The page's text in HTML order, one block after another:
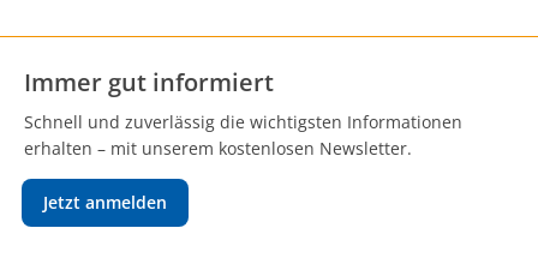
Immer gut informiert
Schnell und zuverlässig die wichtigsten Informationen
erhalten – mit unserem kostenlosen Newsletter.
Jetzt anmelden